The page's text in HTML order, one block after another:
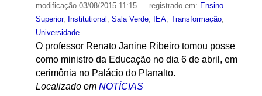
modificação03/08/2015 11:15 — registrado em: Ensino
Superior, Institutional Sala Verde, IEA, Transformação,
Universidade
O professor Renato Janine Ribeiro tomou posse
como ministro da Educação no dia 6 de abril, em
cerimônia no Palácio do Planalto.
Localizado em NOTÍCIAS